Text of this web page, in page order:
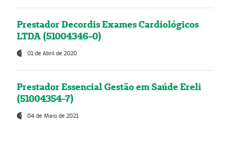
Prestador Decordis Exames Cardiológicos
LTDA (51004346-0)
01 de Abril de 2020
Prestador Essencial Gestão em Saúde Ereli
(51004354-7)
04 de Maio de 2021